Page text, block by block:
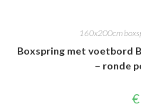
160x200cm
Boxspring met voetbord
– ronde
€